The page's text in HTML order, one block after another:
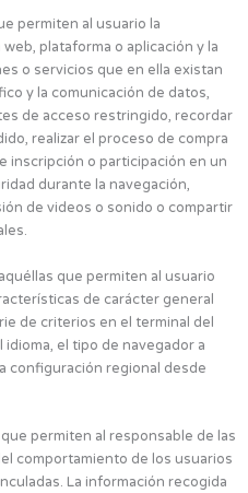
permiten al usuario la
plataforma o aplicación y la
o servicios que en ella existan
y la comunicación de datos,
de acceso restringido, recordar
realizar el proceso de compra
inscripción o participación en un
durante la navegación,
de videos o sonido o compartir
que permiten al usuario
de carácter general
de criterios en el terminal del
el tipo de navegador a
configuración regional desde
permiten al responsable de las
comportamiento de los usuarios
La información recogida